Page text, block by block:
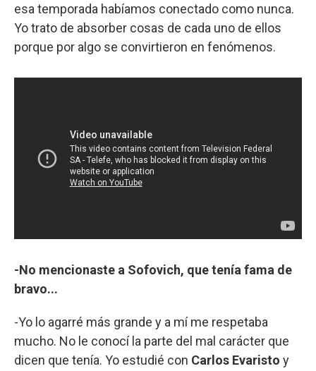
esa temporada habíamos conectado como nunca.
Yo trato de absorber cosas de cada uno de ellos
porque por algo se convirtieron en fenómenos.
-No mencionaste a Sofovich, que tenía fama de
bravo...
-Yo lo agarré más grande y a mí me respetaba
mucho. No le conocí la parte del mal carácter que
dicen que tenía. Yo estudié con Carlos Evaristo y